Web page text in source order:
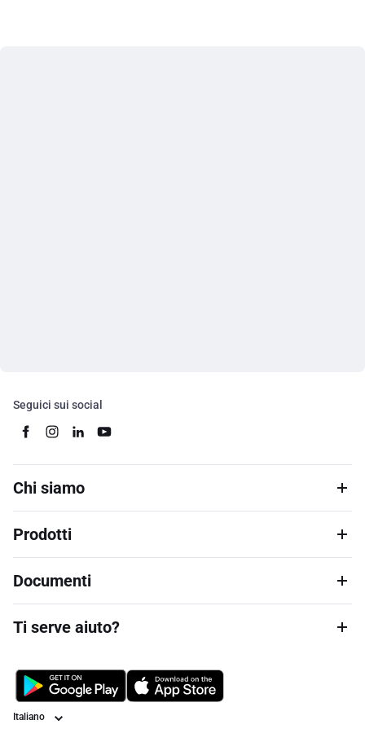
Seguici sui social
Chi siamo
Prodotti
Documenti
Ti serve aiuto?
Lingua